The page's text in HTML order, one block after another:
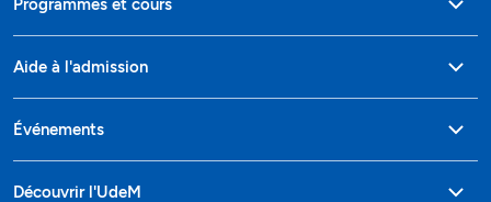
Programmes et cours
Aide à l'admission
Événements
Découvrir l'UdeM